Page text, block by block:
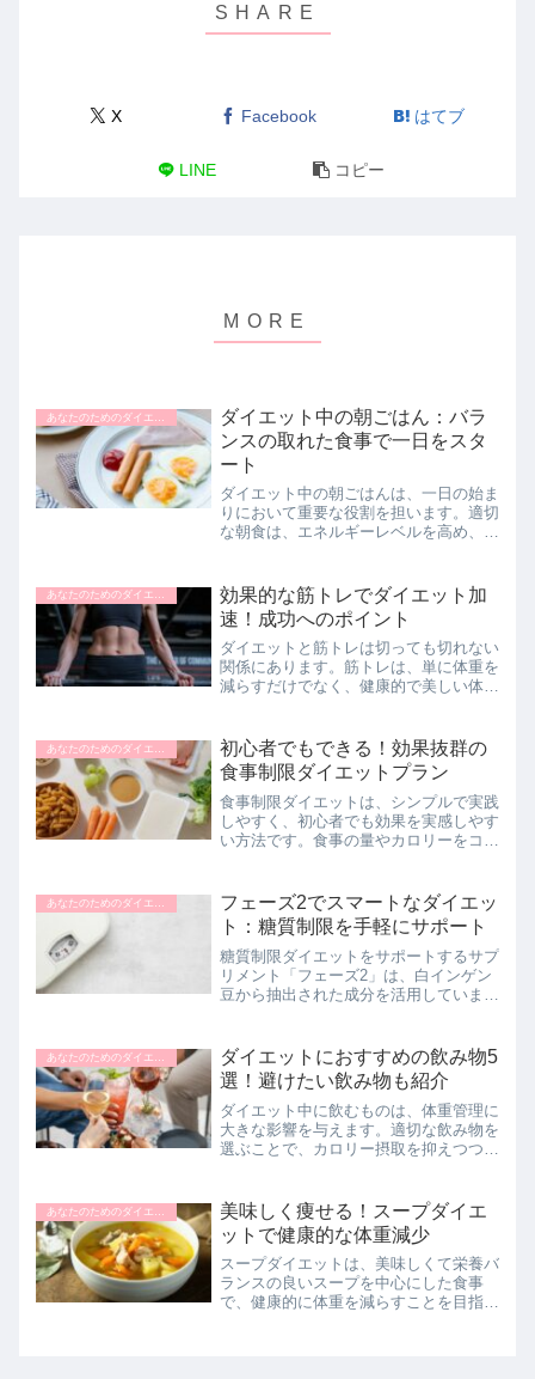
X Facebook はてブ
LINE コピー
ダイエット中の朝ごはん：バラ
ンスの取れた食事で一日をスタ
ート
ダイエット中の朝ごはんは、一日の始ま
りにおいて重要な役割を担います。適切
な朝食は、エネルギーレベルを高め、食
この記事では、ダイエット中におすすめ
の朝ごはんの選び方、バラ...
あなたのためのダイエットナビ
効果的な筋トレでダイエット加
速！成功へのポイント
ダイエットと筋トレは切っても切れない
関係にあります。筋トレは、単に体重を
減らすだけでなく、健康的で美しい体を
重要性、効果的なトレーニング方法、お
よび適切なタイミング、時...
あなたのためのダイエットナビ
初心者でもできる！効果抜群の
食事制限ダイエットプラン
食事制限ダイエットは、シンプルで実践
しやすく、初心者でも効果を実感しやす
い方法です。食事の量やカロリーをコン
きます。しかし、無理な制限はリバウン
ドや健康問題を引き起こす...
あなたのためのダイエットナビ
フェーズ2でスマートなダイエッ
ト：糖質制限を手軽にサポート
糖質制限ダイエットをサポートするサプ
リメント「フェーズ2」は、白インゲン
豆から抽出された成分を活用していま
康的なダイエットをサポートします。こ
のページでは、フェーズ2の...
ダイエットにおすすめの飲み物5
選！避けたい飲み物も紹介
ダイエット中に飲むものは、体重管理に
大きな影響を与えます。適切な飲み物を
選ぶことで、カロリー摂取を抑えつつ、
紹介し、それぞれの効果や飲むタイミン
グについて解説します。美...
美味しく痩せる！スープダイエ
ットで健康的な体重減少
スープダイエットは、美味しくて栄養バ
ランスの良いスープを中心にした食事
で、健康的に体重を減らすことを目指す